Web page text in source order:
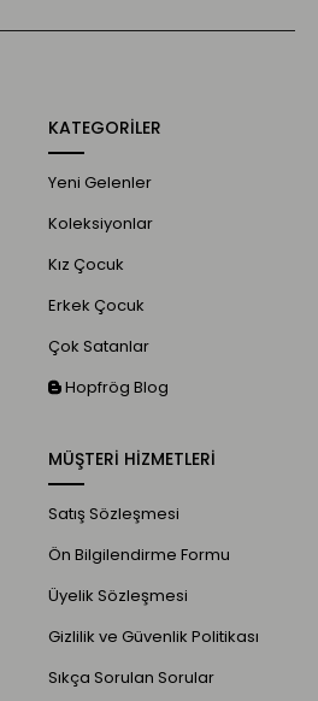
KATEGORİLER
Yeni Gelenler
Koleksiyonlar
Kız Çocuk
Erkek Çocuk
Çok Satanlar
Hopfrög Blog
MÜŞTERİ HİZMETLERİ
Satış Sözleşmesi
Ön Bilgilendirme Formu
Üyelik Sözleşmesi
Gizlilik ve Güvenlik Politikası
Sıkça Sorulan Sorular